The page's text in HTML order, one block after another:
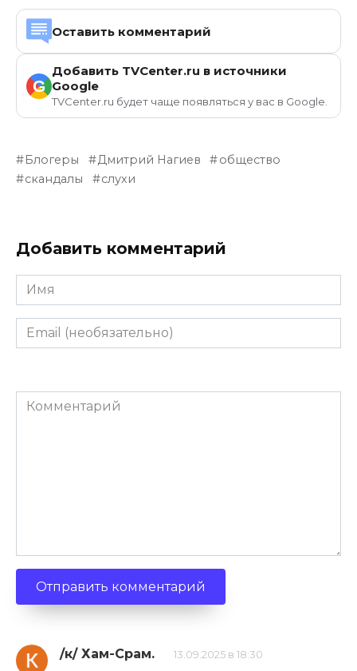
Оставить комментарий
G
Добавить TVCenter.ru в источники
Google
TVCenter.ru будет чаще появляться у вас в Google.
Блогеры Дмитрий Нагиев
общество
скандалы
слухи
Добавить комментарий
Имя
Email
(необязательно)
Комментарий
/к/ Хам-Срам. 13.09.2025 в 18:30